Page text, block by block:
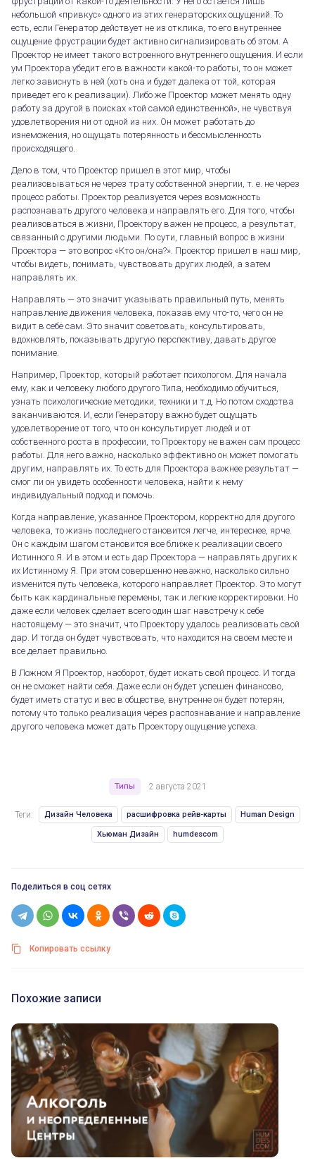
небольшой «привкус» одного из этих генераторских ощущений. То
есть, если Генератор действует не из отклика, то его внутреннее
ощущение фрустрации будет активно сигнализировать об этом. А
Проектор не имеет такого встроенного внутреннего ощущения. И если
ум Проектора убедит его в важности какой-то работы, то он может
легко зависнуть в ней (хоть она и будет далека от той, которая
приведет его к реализации). Либо же Проектор может менять одну
работу за другой в поисках «той самой единственной», не чувствуя
удовлетворения ни от одной из них. Он может работать до
изнеможения, но ощущать потерянность и бессмысленность
происходящего.
Дело в том, что Проектор пришел в этот мир, чтобы
реализовываться не через трату собственной энергии, т. е. не через
процесс работы. Проектор реализуется через возможность
распознавать другого человека и направлять его. Для того, чтобы
реализоваться в жизни, Проектору важен не процесс, а результат,
связанный с другими людьми. По сути, главный вопрос в жизни
Проектора — это вопрос «Кто он/она?». Проектор пришел в наш мир,
чтобы видеть, понимать, чувствовать других людей, а затем
направлять их.
Направлять — это значит указывать правильный путь, менять
направление движения человека, показав ему что-то, чего он не
видит в себе сам. Это значит советовать, консультировать,
вдохновлять, показывать другую перспективу, давать другое
понимание.
Например, Проектор, который работает психологом. Для начала
ему, как и человеку любого другого Типа, необходимо обучиться,
узнать психологические методики, техники и т.д. Но потом сходства
заканчиваются. И, если Генератору важно будет ощущать
удовлетворение от того, что он консультирует людей и от
собственного роста в профессии, то Проектору не важен сам процесс
работы. Для него важно, насколько эффективно он может помогать
другим, направлять их. То есть для Проектора важнее результат —
смог ли он увидеть особенности человека, найти к нему
индивидуальный подход и помочь.
Когда направление, указанное Проектором, корректно для другого
человека, то жизнь последнего становится легче, интереснее, ярче.
Он с каждым шагом становится все ближе к реализации своего
Истинного Я. И в этом и есть дар Проектора — направлять других к
их Истинному Я. При этом совершенно неважно, насколько сильно
изменится путь человека, которого направляет Проектор. Это могут
быть как кардинальные перемены, так и легкие корректировки. Но
даже если человек сделает всего один шаг навстречу к себе
настоящему — это значит, что Проектору удалось реализовать свой
дар. И тогда он будет чувствовать, что находится на своем месте и
все делает правильно.
В Ложном Я Проектор, наоборот, будет искать свой процесс. И тогда
он не сможет найти себя. Даже если он будет успешен финансово,
будет иметь статус и вес в обществе, внутренне он будет потерян,
потому что только реализация через распознавание и направление
другого человека может дать Проектору ощущение успеха.
Типы 2 августа 2021
Теги: Дизайн Человека расшифровка рейв-карты Human Design
Хьюман Дизайн humdescom
Поделиться в соц сетях
Копировать ссылку
Похожие записи